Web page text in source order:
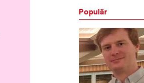
Populär